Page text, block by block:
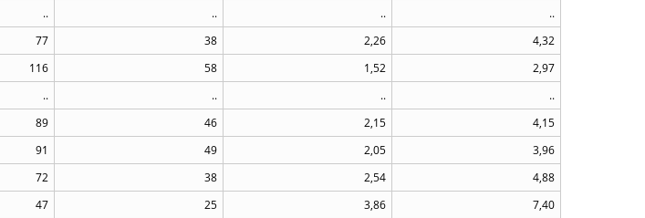
.. .. ..
..
77 38 2,26
4,32
116 58 1,52
2,97
.. .. ..
..
89 46 2,15
4,15
91 49 2,05
3,96
72 38 2,54
4,88
47 25 3,86
7,40